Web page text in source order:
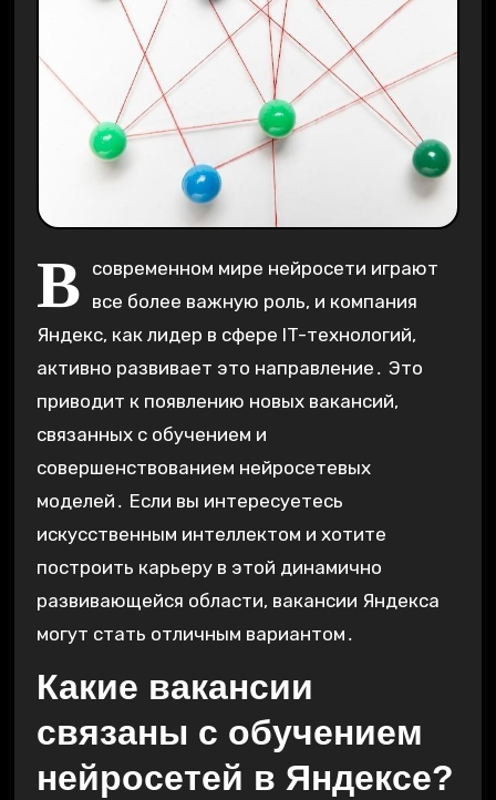
В современном мире нейросети играют
все более важную роль, и компания
Яндекс, как лидер в сфере IT-технологий,
активно развивает это направление․ Это
приводит к появлению новых вакансий,
связанных с обучением и
совершенствованием нейросетевых
моделей․ Если вы интересуетесь
искусственным интеллектом и хотите
построить карьеру в этой динамично
развивающейся области, вакансии Яндекса
могут стать отличным вариантом․
Какие вакансии
связаны с обучением
нейросетей в Яндексе?